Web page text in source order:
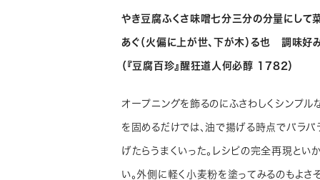
やき豆腐ふくさ味噌七分三分の分量にして
あぐ（火偏に上が世、下が木）る也 調味好
（『豆腐百珍』醒狂道人何必醇 1782）
オープニングを飾るのにふさわしくシンプ
を固めるだけでは、油で揚げる時点でバラバ
げたらうまくいった。レシピの完全再現と
い。外側に軽く小麦粉を塗ってみるのもよさ